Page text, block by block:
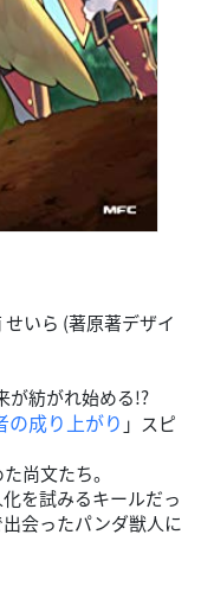
いら (著原著デザイ
が紡がれ始める!?
の成り上がり 」スピ
尚文たち。
を試みるキールだっ
会ったパンダ獣人に